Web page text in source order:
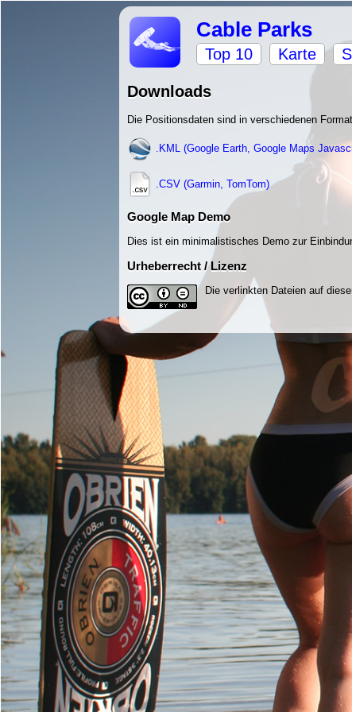
Cable Parks
Top 10 Karte
Downloads
Die Positionsdaten sind in verschiedenen
.KML (Google Earth, Google Maps
.CSV (Garmin, TomTom)
Google Map Demo
Dies ist ein minimalistisches Demo zur
Urheberrecht / Lizenz
Die verlinkten Dateien auf